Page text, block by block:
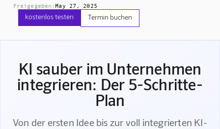
Freigegeben: May 27, 2025
kostenlos testen Termin buchen
KI sauber im Unternehmen
integrieren: Der 5-Schritte-
Plan
Von der ersten Idee bis zur voll integrierten KI-